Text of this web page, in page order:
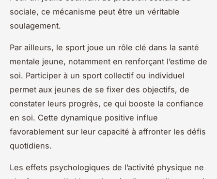
sociale, ce mécanisme peut être un véritable
soulagement.
Par ailleurs, le sport joue un rôle clé dans la santé
mentale jeune, notamment en renforçant l’estime de
soi. Participer à un sport collectif ou individuel
permet aux jeunes de se fixer des objectifs, de
constater leurs progrès, ce qui booste la confiance
en soi. Cette dynamique positive influe
favorablement sur leur capacité à affronter les défis
quotidiens.
Les effets psychologiques de l’activité physique ne